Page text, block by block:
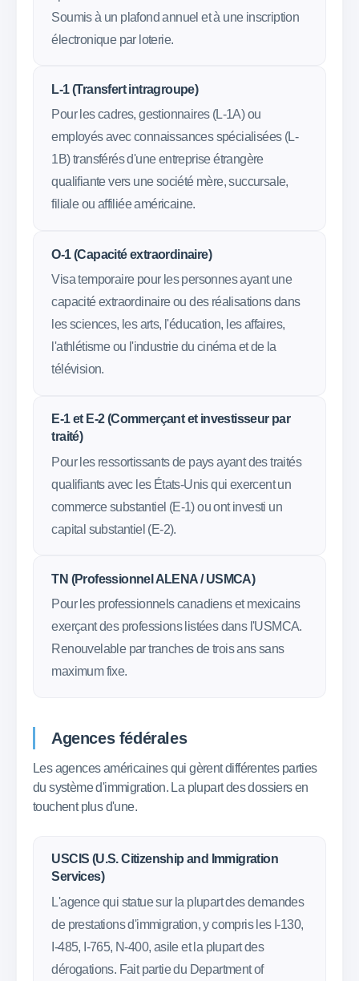
Soumis à un plafond annuel et à une inscription
électronique par loterie.
L-1 (Transfert intragroupe)
Pour les cadres, gestionnaires (L-1A) ou
employés avec connaissances spécialisées (L-
1B) transférés d'une entreprise étrangère
qualifiante vers une société mère, succursale,
filiale ou affiliée américaine.
O-1 (Capacité extraordinaire)
Visa temporaire pour les personnes ayant une
capacité extraordinaire ou des réalisations dans
les sciences, les arts, l'éducation, les affaires,
l'athlétisme ou l'industrie du cinéma et de la
télévision.
E-1 et E-2 (Commerçant et investisseur par
traité)
Pour les ressortissants de pays ayant des traités
qualifiants avec les États-Unis qui exercent un
commerce substantiel (E-1) ou ont investi un
capital substantiel (E-2).
TN (Professionnel ALENA / USMCA)
Pour les professionnels canadiens et mexicains
exerçant des professions listées dans l'USMCA.
Renouvelable par tranches de trois ans sans
maximum fixe.
Agences fédérales
Les agences américaines qui gèrent différentes parties
du système d'immigration. La plupart des dossiers en
touchent plus d'une.
USCIS (U.S. Citizenship and Immigration
Services)
L'agence qui statue sur la plupart des demandes
de prestations d'immigration, y compris les I-130,
I-485, I-765, N-400, asile et la plupart des
dérogations. Fait partie du Department of